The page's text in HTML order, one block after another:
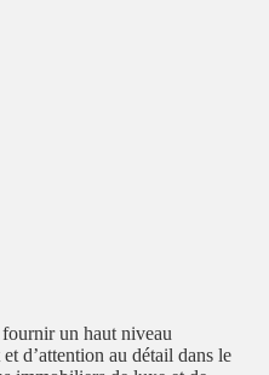
un haut niveau
d’attention au détail dans le